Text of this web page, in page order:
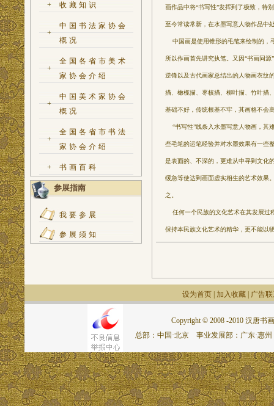
+ 收藏知识
+
中国书法家协会
概况
+
全国各省市美术
家协会介绍
+
中国美术家协会
概况
+
全国各省市书法
家协会介绍
+ 书画百科
参展指南
我要参展
参展须知
画作品中将“书写性”发挥到了极致，特
至今常读常新，在水墨写意人物作品中
中国画是使用锥形的毛笔来绘制的，
所以作画首先讲究执笔。又因“书画同
逆锋以及古代画家总结出的人物画衣纹
描、橄榄描、枣核描、柳叶描、竹叶描
基础不好，传统根基不牢，其画格不会
“书写性”线条入水墨写意人物画，其
些毛笔的运笔经验并对水墨效果有一些
是表面的、不深的，更难从中寻到文化
缓急等使达到画面虚实相生的艺术效果
之。
任何一个民族的文化艺术在其发展过
保持本民族文化艺术的精华，更不能以
设为首页 加入收藏 广告
Copyright © 2008 -2010 汉唐书
总部：中国·北京 事业发展部：广东·惠